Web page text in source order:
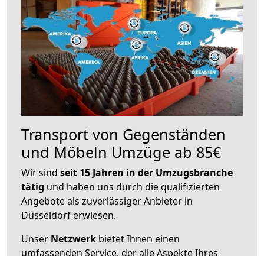
Transport von Gegenständen
und Möbeln Umzüge ab 85€
Wir sind seit 15 Jahren in der Umzugsbranche
tätig und haben uns durch die qualifizierten
Angebote als zuverlässiger Anbieter in
Düsseldorf erwiesen.
Unser Netzwerk bietet Ihnen einen
umfassenden Service, der alle Aspekte Ihres